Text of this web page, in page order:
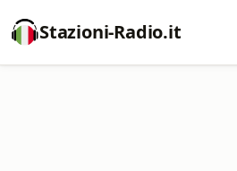
Stazioni-Radio.it